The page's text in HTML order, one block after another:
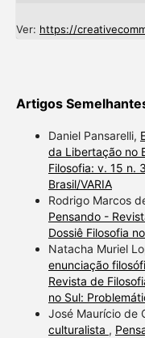
Ver: https://
Artigos
Daniel Pansarelli,
da Libertação no
Filosofia: v. 15 n.
Brasil/VARIA
Rodrigo Marcos
Pensando -
Dossiê Filosofia
Natacha Muriel
enunciação
Revista de
no Sul:
José Maurício de
culturalista ,